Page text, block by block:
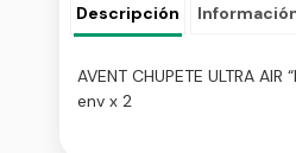
Descripción
AVENT CHUPETE ULTRA AIR
env x 2